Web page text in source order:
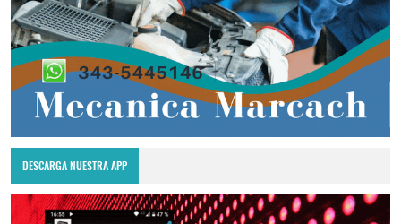
DESCARGA NUESTRA APP